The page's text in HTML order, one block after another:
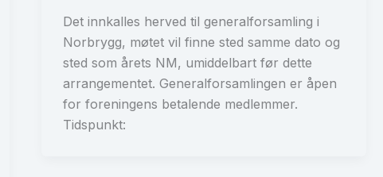
Det innkalles herved til generalforsamling i
Norbrygg, møtet vil finne sted samme dato og
sted som årets NM, umiddelbart før dette
arrangementet. Generalforsamlingen er åpen
for foreningens betalende medlemmer.
Tidspunkt: